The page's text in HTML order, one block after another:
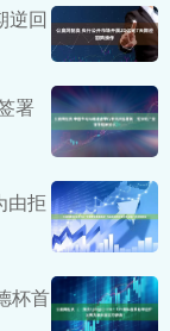
逆回
署
由拒
杯首